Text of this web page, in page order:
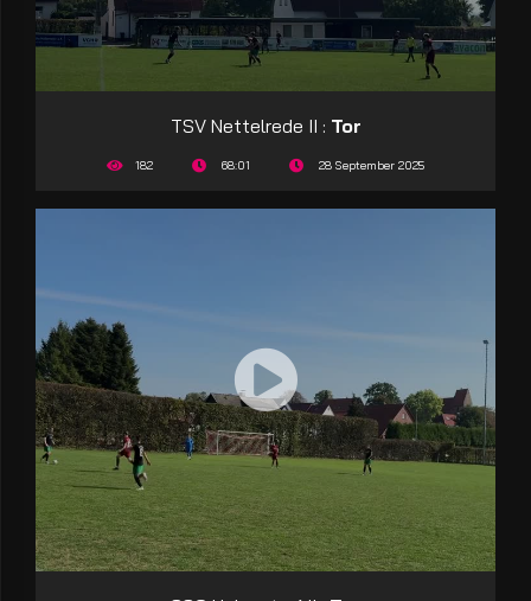
TSV Nettelrede II : Tor
182 68:01 28 September 2025